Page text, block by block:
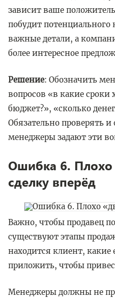
зависит ваше
побудит потенциального
важные детали, а
более интересное
Решение: Обозначить
вопросов «в какие сроки
бюджет?», «сколько
Обязательно проверять и
менеджеры задают эти
Ошибка 6. Плохо
сделку вперёд
Важно, чтобы продавец
существуют этапы
находится клиент,
приложить, чтобы
Менеджеры должны не